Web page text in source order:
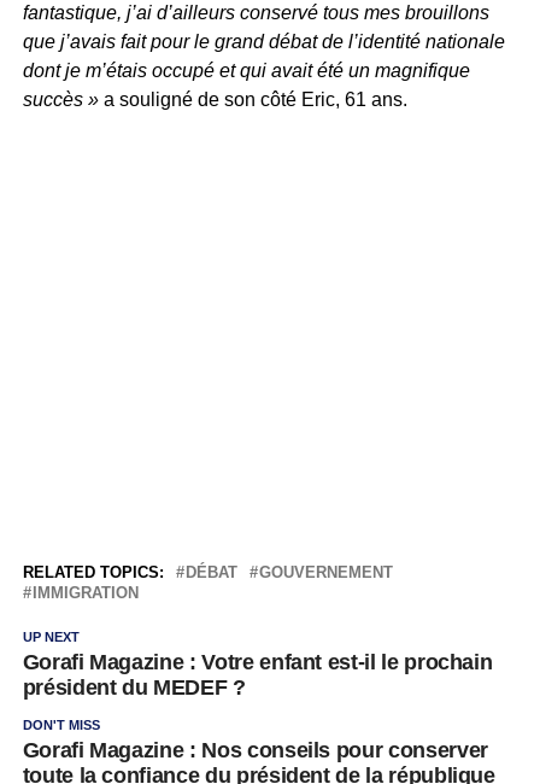
fantastique, j’ai d’ailleurs conservé tous mes brouillons
que j’avais fait pour le grand débat de l’identité nationale
dont je m’étais occupé et qui avait été un magnifique
succès »a souligné de son côté Eric, 61 ans.
RELATED TOPICS: DÉBAT
GOUVERNEMENT
IMMIGRATION
UP NEXT
Gorafi Magazine : Votre enfant est-il le prochain
président du MEDEF ?
DON'T MISS
Gorafi Magazine : Nos conseils pour conserver
toute la confiance du président de la république